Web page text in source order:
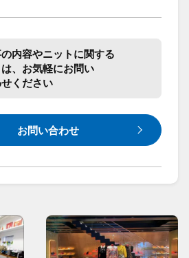
内容や​ニットに​関する​
、​お気軽に​お問い​
ください
お問い合わせ